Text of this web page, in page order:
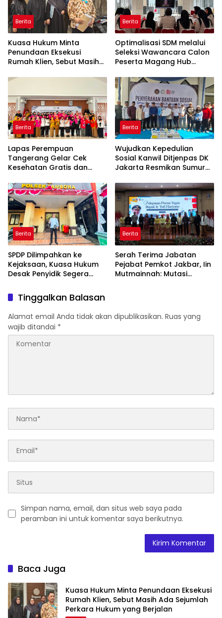
Berita
Kuasa Hukum Minta
Penundaan Eksekusi
Rumah Klien, Sebut Masih
Hukum yang Berjalan
Berita
Optimalisasi SDM melalui
Seleksi Wawancara Calon
Peserta Magang Hub
2026
Berita
Lapas Perempuan
Tangerang Gelar Cek
Kesehatan Gratis dan
DNA bagi Petugas dan
Warga Binaan
Berita
Wujudkan Kepedulian
Sosial Kanwil Ditjenpas DK
Jakarta Resmikan Sumur
Berita
SPDP Dilimpahkan ke
Kejaksaan, Kuasa Hukum
Desak Penyidik Segera
Pengeroyokan
Berita
Serah Terima Jabatan
Pejabat Pemkot Jakbar, Iin
Mutmainnah: Mutasi
Tinggalkan Balasan
Alamat email Anda tidak akan dipublikasikan. Ruas yang
wajib ditandai *
Simpan nama, email, dan situs web saya pada
peramban ini untuk komentar saya berikutnya.
Baca Juga
Kuasa Hukum Minta Penundaan Eksekusi
Rumah Klien, Sebut Masih Ada Sejumlah
Perkara Hukum yang Berjalan